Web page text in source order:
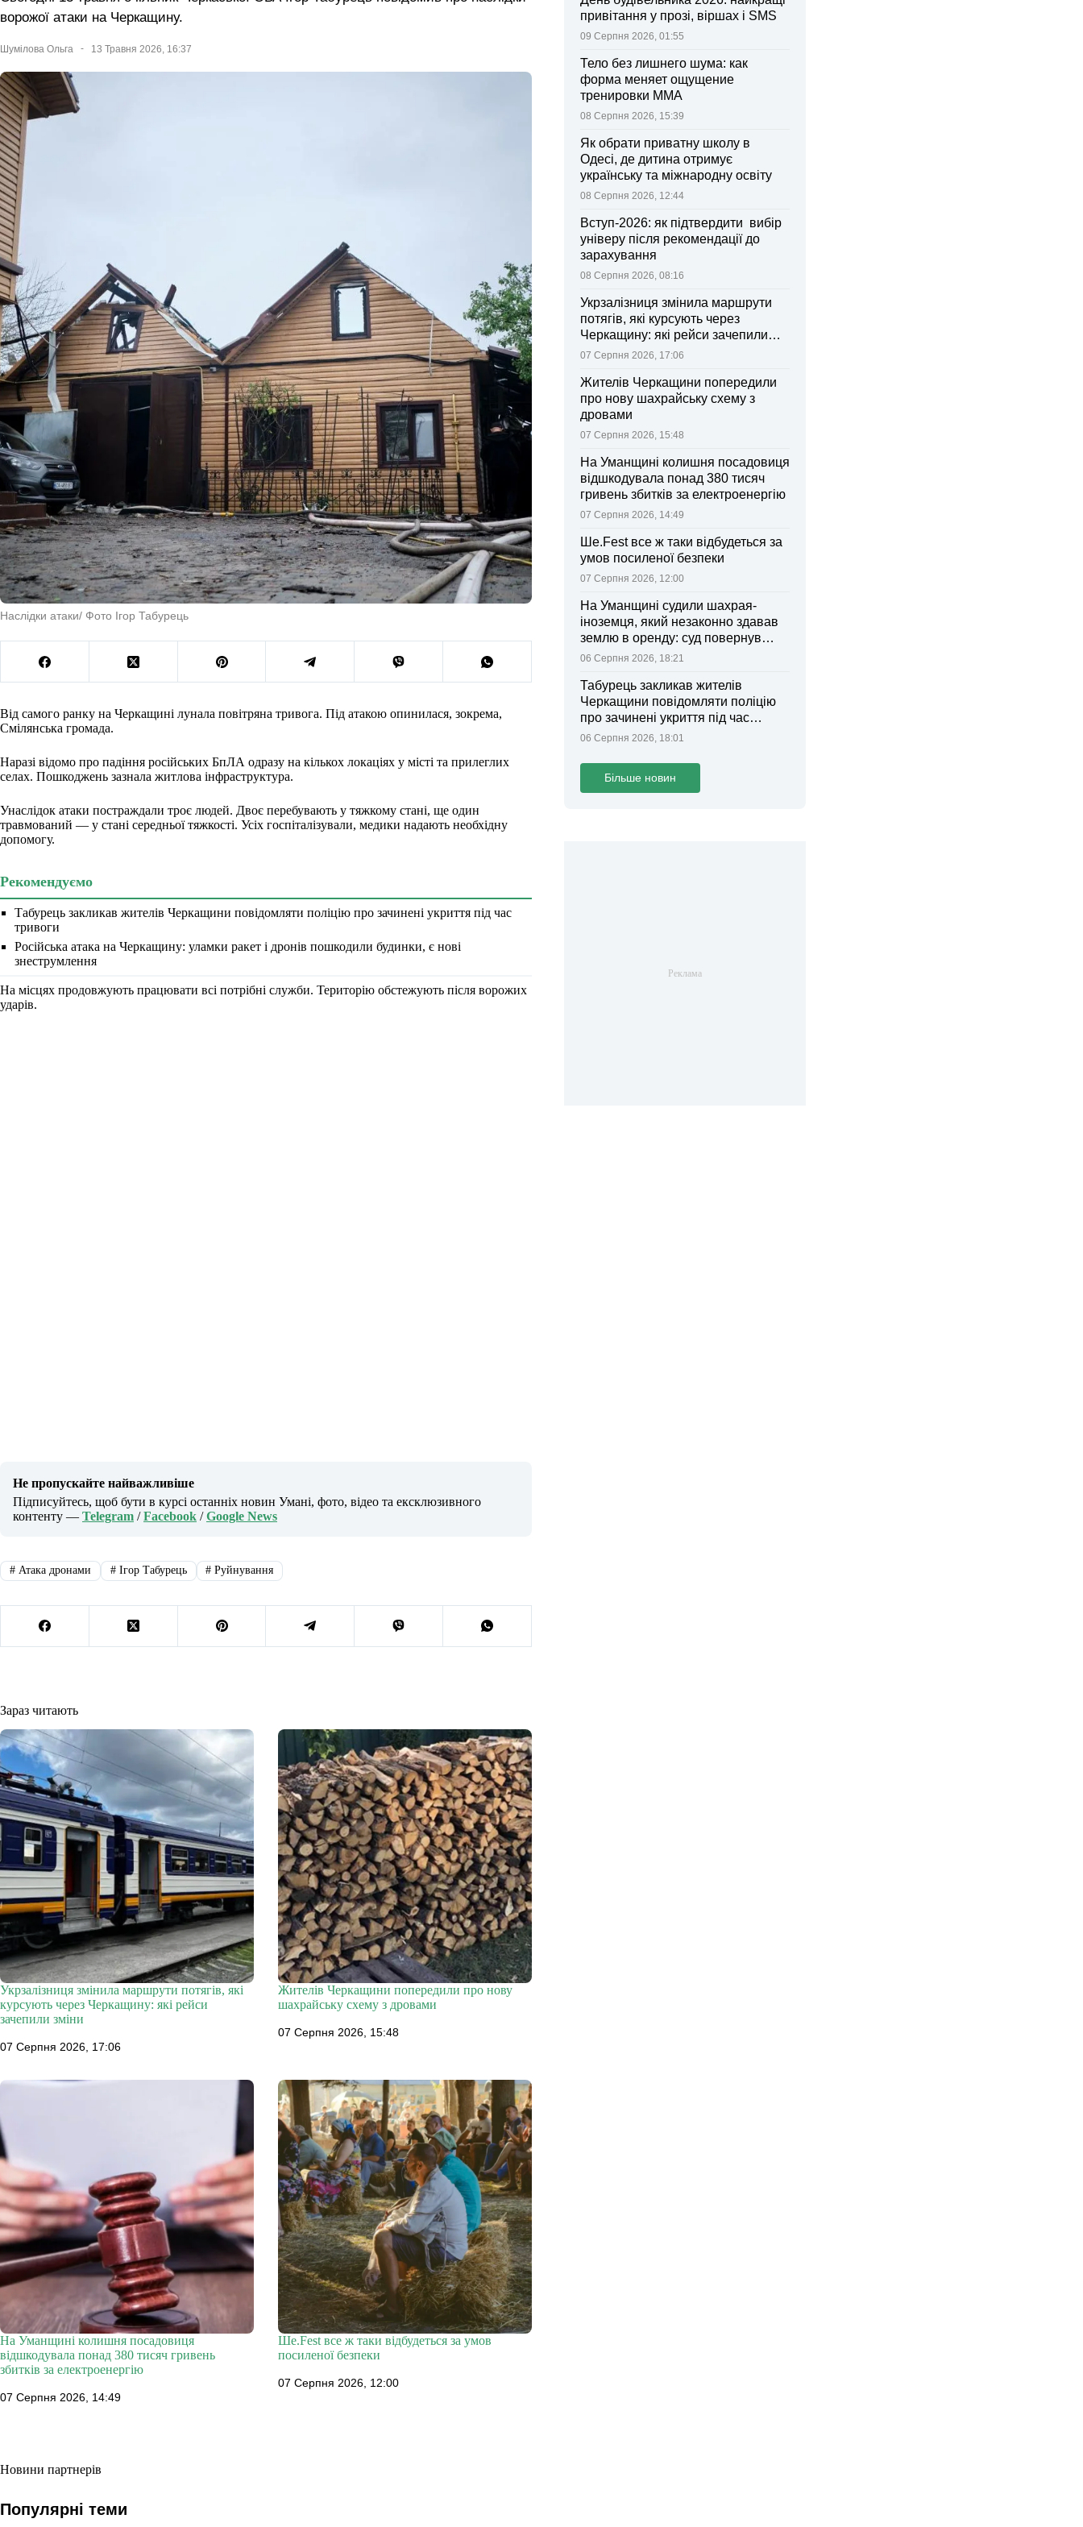
ворожої атаки на Черкащину.
Шумілова Ольга 13 Травня 2026, 16:37
Наслідки атаки/ Фото Ігор Табурець
Від самого ранку на Черкащині лунала повітряна тривога. Під атакою опинилася, зокрема,
Смілянська громада.
Наразі відомо про падіння російських БпЛА одразу на кількох локаціях у місті та прилеглих
селах. Пошкоджень зазнала житлова інфраструктура.
Унаслідок атаки постраждали троє людей. Двоє перебувають у тяжкому стані, ще один
травмований — у стані середньої тяжкості. Усіх госпіталізували, медики надають необхідну
допомогу.
Рекомендуємо
Табурець закликав жителів Черкащини повідомляти поліцію про зачинені укриття під час
тривоги
Російська атака на Черкащину: уламки ракет і дронів пошкодили будинки, є нові
знеструмлення
На місцях продовжують працювати всі потрібні служби. Територію обстежують після ворожих
ударів.
Не пропускайте найважливіше
Підписуйтесь, щоб бути в курсі останніх новин Умані, фото, відео та ексклюзивного
контенту — Telegram /Facebook /Google News
#Атака дронами #Ігор Табурець # Руйнування
Зараз читають
Укрзалізниця змінила маршрути потягів, які
курсують через Черкащину: які рейси
зачепили зміни
07 Серпня 2026, 17:06
Жителів Черкащини попередили про нову
шахрайську схему з дровами
07 Серпня 2026, 15:48
На Уманщині колишня посадовиця
відшкодувала понад 380 тисяч гривень
збитків за електроенергію
07 Серпня 2026, 14:49
Ше.Fest все ж таки відбудеться за умов
посиленої безпеки
07 Серпня 2026, 12:00
Новини партнерів
привітання у прозі, віршах і SMS
09 Серпня 2026, 01:55
Тело без лишнего шума: как
форма меняет ощущение
тренировки ММА
08 Серпня 2026, 15:39
Як обрати приватну школу в
Одесі, де дитина отримує
українську та міжнародну освіту
08 Серпня 2026, 12:44
Вступ-2026: як підтвердити вибір
універу після рекомендації до
зарахування
08 Серпня 2026, 08:16
Укрзалізниця змінила маршрути
потягів, які курсують через
Черкащину: які рейси зачепили
зміни
07 Серпня 2026, 17:06
Жителів Черкащини попередили
про нову шахрайську схему з
дровами
07 Серпня 2026, 15:48
На Уманщині колишня посадовиця
відшкодувала понад 380 тисяч
гривень збитків за електроенергію
07 Серпня 2026, 14:49
Ше.Fest все ж таки відбудеться за
умов посиленої безпеки
07 Серпня 2026, 12:00
На Уманщині судили шахрая-
іноземця, який незаконно здавав
землю в оренду: суд повернув
ділянки громаді
06 Серпня 2026, 18:21
Табурець закликав жителів
Черкащини повідомляти поліцію
про зачинені укриття під час
тривоги
06 Серпня 2026, 18:01
Більше новин
Популярні теми